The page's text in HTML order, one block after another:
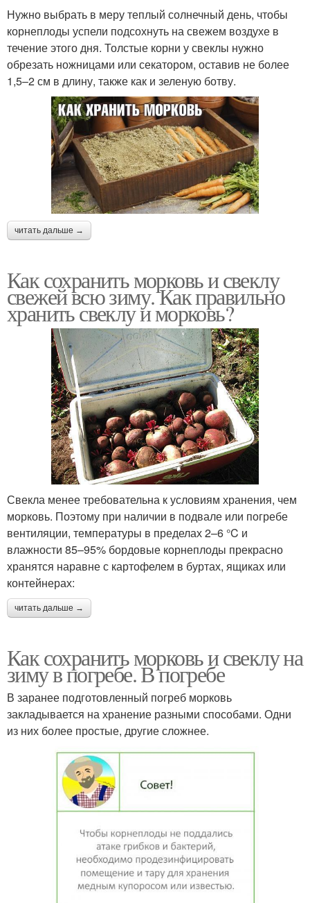
Нужно выбрать в меру теплый солнечный день, чтобы
корнеплоды успели подсохнуть на свежем воздухе в
течение этого дня. Толстые корни у свеклы нужно
обрезать ножницами или секатором, оставив не более
1,5–2 см в длину, также как и зеленую ботву.
читать дальше →
Как сохранить морковь и свеклу
свежей всю зиму. Как правильно
хранить свеклу и морковь?
Свекла менее требовательна к условиям хранения, чем
морковь. Поэтому при наличии в подвале или погребе
вентиляции, температуры в пределах 2–6 °C и
влажности 85–95% бордовые корнеплоды прекрасно
хранятся наравне с картофелем в буртах, ящиках или
контейнерах:
читать дальше →
Как сохранить морковь и свеклу на
зиму в погребе. В погребе
В заранее подготовленный погреб морковь
закладывается на хранение разными способами. Одни
из них более простые, другие сложнее.